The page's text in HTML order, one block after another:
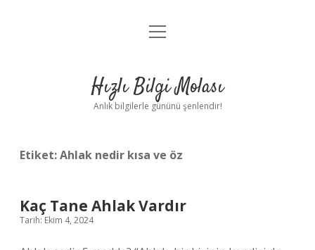
Anasayfa
Yasal Uyarı
menüyü
Hızlı Bilgi Molası
Anlık bilgilerle gününü şenlendir!
Etiket:Ahlak nedir kısa ve öz
Kaç Tane Ahlak Vardır
Tarih: Ekim 4, 2024